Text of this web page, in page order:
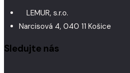
LEMUR, s.r.o.
Narcisová 4, 040 11 Košice
Sledujte nás